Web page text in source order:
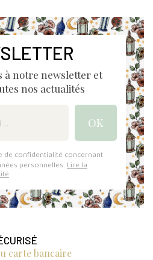
à notre newsletter et
nos actualités
de confidentialité concernant
personnelles. Lire la
carte bancaire